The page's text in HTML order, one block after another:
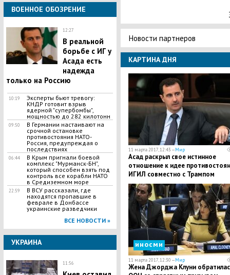
ВОЕННОЕ ОБОЗРЕНИЕ
12:27
В реальной
борьбе с ИГ у
Асада есть
надежда
только на Россию
10:19
Эксперты бьют тревогу:
КНДР готовит взрыв
ядерной "супербомбы",
мощностью до 282 килотонн
09:50
В Германии настаивают на
срочной остановке
противостояния НАТО-
Россия, предупреждая о
последствиях
06:44
В Крым пригнали боевой
комплекс "Мурманск-БН",
который способен взять под
контроль все корабли НАТО
в Средиземном море
22:59
В ВСУ рассказали, где
находятся пропавшие в
феврале в Донбассе
украинские разведчики
ВСЕ НОВОСТИ »
УКРАИНА
11:56
Новости партнеров
КАРТИНА ДНЯ
11 марта 2017, 12:43 —Мир
Асад раскрыл свое истинное
отношение к идее
ИГИЛ совместно с Трампом
иносми
11 марта 2017, 12:30 —Мир
Жена Джорджа Клуни